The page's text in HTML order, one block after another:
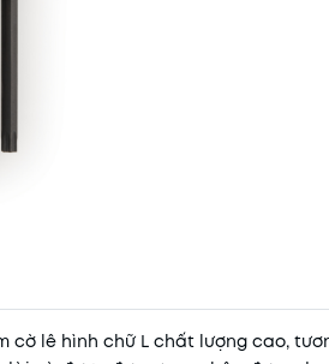
cờ lê hình chữ L chất lượng cao,